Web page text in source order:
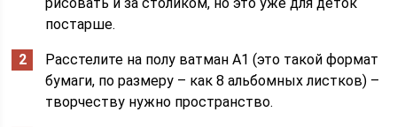
постарше.
Расстелите на полу ватман А1 (это такой формат
бумаги, по размеру – как 8 альбомных листков) –
творчеству нужно пространство.